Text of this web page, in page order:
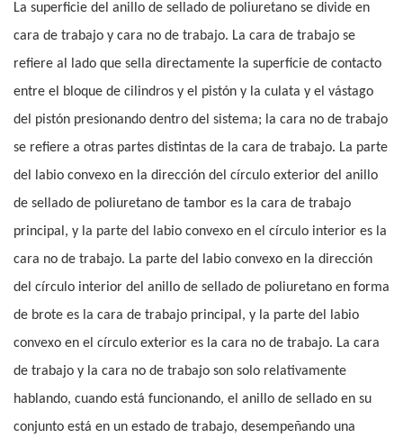
La superficie del anillo de sellado de poliuretano se divide en
cara de trabajo y cara no de trabajo. La cara de trabajo se
refiere al lado que sella directamente la superficie de contacto
entre el bloque de cilindros y el pistón y la culata y el vástago
del pistón presionando dentro del sistema; la cara no de trabajo
se refiere a otras partes distintas de la cara de trabajo. La parte
del labio convexo en la dirección del círculo exterior del anillo
de sellado de poliuretano de tambor es la cara de trabajo
principal, y la parte del labio convexo en el círculo interior es la
cara no de trabajo. La parte del labio convexo en la dirección
del círculo interior del anillo de sellado de poliuretano en forma
de brote es la cara de trabajo principal, y la parte del labio
convexo en el círculo exterior es la cara no de trabajo. La cara
de trabajo y la cara no de trabajo son solo relativamente
hablando, cuando está funcionando, el anillo de sellado en su
conjunto está en un estado de trabajo, desempeñando una